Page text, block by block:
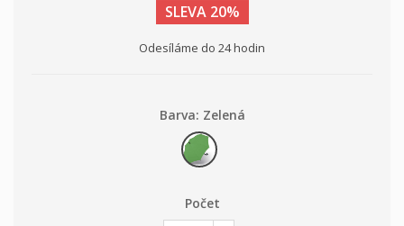
SLEVA 20%
Odesíláme do 24 hodin
Barva: Zelená
Zelená
Počet